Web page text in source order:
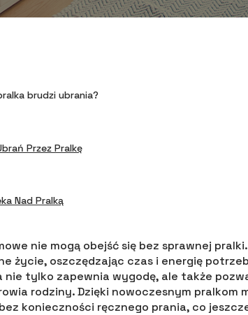
brudzi ubrania?
Przez Pralkę
Nad Pralką
nie mogą obejść się bez sprawnej
życie, oszczędzając czas i energię
nie tylko zapewnia wygodę, ale także
rodziny. Dzięki nowoczesnym pralkom
konieczności ręcznego prania, co